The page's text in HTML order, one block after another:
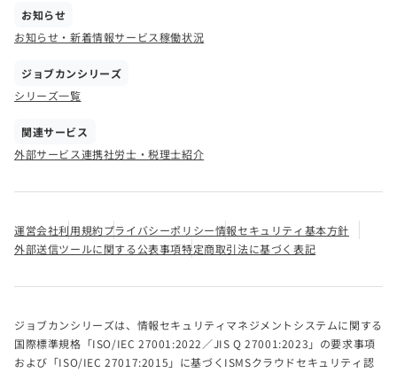
お知らせ
お知らせ・新着情報サービス稼働状況
ジョブカンシリーズ
シリーズ一覧
関連サービス
外部サービス連携社労士・税理士紹介
運営会社利用規約プライバシーポリシー情報セキュリティ基本方針
外部送信ツールに関する公表事項特定商取引法に基づく表記
ジョブカンシリーズは、情報セキュリティマネジメントシステムに関する
国際標準規格「ISO/IEC 27001:2022／JIS Q 27001:2023」の要求事項
および「ISO/IEC 27017:2015」に基づくISMSクラウドセキュリティ認